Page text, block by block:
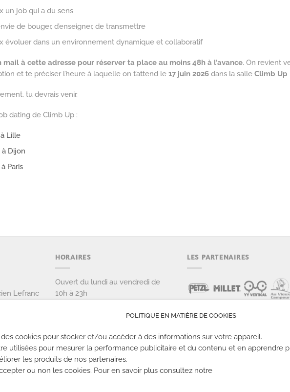
un job qui a du sens
de bouger, d’enseigner, de transmettre
évoluer dans un environnement dynamique et collaboratif
mail à cette adresse pour réserver ta place au moins 48h à l’avance. On revient
et te préciser l’heure à laquelle on t’attend le 17 juin 2026 dans la salle Climb Up
tu devrais venir.
dating de Climb Up :
Lille
à Dijon
Paris
Lefranc
HORAIRES
Ouvert du lundi au vendredi de
10h à 23h
LES PARTENAIRES
POLITIQUE EN MATIÈRE DE COOKIES
cookies pour stocker et/ou accéder à des informations sur votre appareil.
utilisées pour mesurer la performance publicitaire et du contenu et en apprendre
les produits de nos partenaires.
ou non les cookies. Pour en savoir plus consultez notre